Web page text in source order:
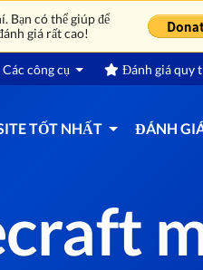
Bạn có thể giúp để
giá rất cao!
Các công cụ Đánh giá quy
TỐT NHẤT ĐÁNH